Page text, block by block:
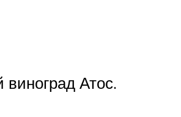
Атос.